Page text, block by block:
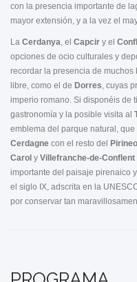
con la presencia importante de
mayor extensión, y a la vez el
La Cerdanya, el Capcir y el
opciones de ocio culturales y
recordar la presencia de
libre, como el de Dorres, cuyas
imperio romano. Si disponéis de
gastronomía y la posible visita al
emblema del parque natural,
Cerdagne con el resto del
Carol y Villefranche-de-Conflent
importante del paisaje pirenaico
el siglo IX, adscrita en la
por conservar tan